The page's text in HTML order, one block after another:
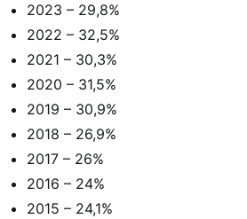
2023 – 29,8%
2022 – 32,5%
2021 – 30,3%
2020 – 31,5%
2019 – 30,9%
2018 – 26,9%
2017 – 26%
2016 – 24%
2015 – 24,1%